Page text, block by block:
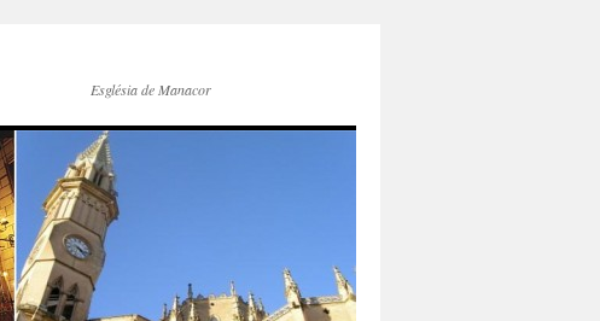
Església de Manacor